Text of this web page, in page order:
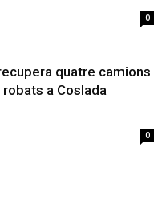
0
quatre camions
a Coslada
0